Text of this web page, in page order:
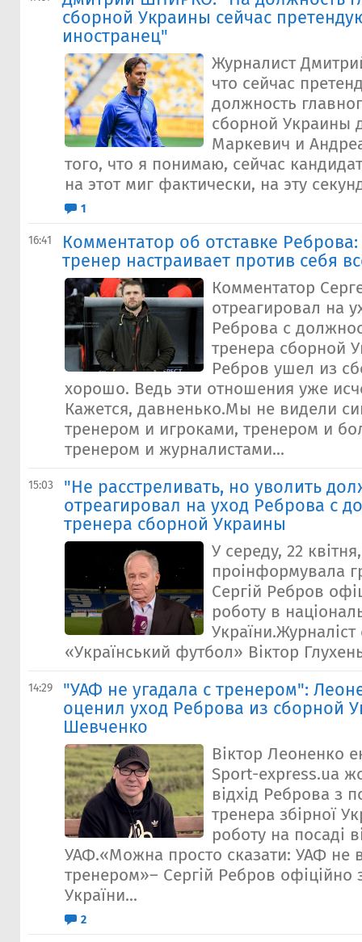
сборной Украины сейчас
иностранец"
Журналист
что сейчас
должность
сборной Украины
Маркевич и
того, что я понимаю, сейчас
на этот миг фактически, на эту
1
16:41
Комментатор об отставке
тренер настраивает против себя
Комментатор
отреагировал на
Реброва с
тренера сборной
Ребров ушел из
хорошо. Ведь эти отношения уже
Кажется, давненько.Мы не видели
тренером и игроками, тренером и
тренером и журналистами...
15:03
"Не расстреливать, но уволить
отреагировал на уход Реброва с
тренера сборной Украины
У середу, 22
проінформувала
Сергій Ребров
роботу в
України.Журналіст
«Український футбол» Віктор
14:29
"УАФ не угадала с тренером":
оценил уход Реброва из сборной
Шевченко
Віктор Леоненко
Sport-express.ua
відхід Реброва з
тренера збірної
роботу на посаді
УАФ.«Можна просто сказати: УАФ не
тренером»– Сергій Ребров офіційно
України...
2